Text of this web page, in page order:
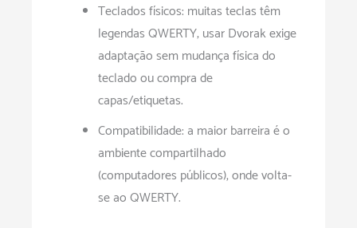
Teclados físicos: muitas teclas têm
legendas QWERTY; usar Dvorak exige
adaptação sem mudança física do
teclado ou compra de
capas/etiquetas.
Compatibilidade: a maior barreira é o
ambiente compartilhado
(computadores públicos), onde volta-
se ao QWERTY.